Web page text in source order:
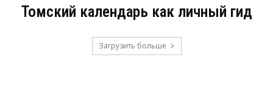
Томский календарь как личный гид
Загрузить больше